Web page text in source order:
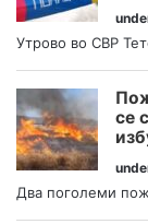
Утрово во СВР
се
Два поголеми